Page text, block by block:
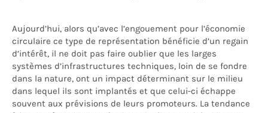
Aujourd’hui, alors qu’avec l’engouement pour l’économie
circulaire ce type de représentation bénéficie d’un regain
d’intérêt, il ne doit pas faire oublier que les larges
systèmes d’infrastructures techniques, loin de se fondre
dans la nature, ont un impact déterminant sur le milieu
dans lequel ils sont implantés et que celui-ci échappe
souvent aux prévisions de leurs promoteurs. La tendance